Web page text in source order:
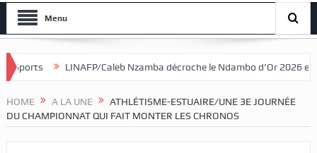
Menu
Caleb Nzamba décroche le Ndambo d’Or 2026 et Alain
HOME A LA UNE
ATHLÉTISME-ESTUAIRE/UNE 3E JOURNÉE
DU CHAMPIONNAT QUI FAIT MONTER LES CHRONOS